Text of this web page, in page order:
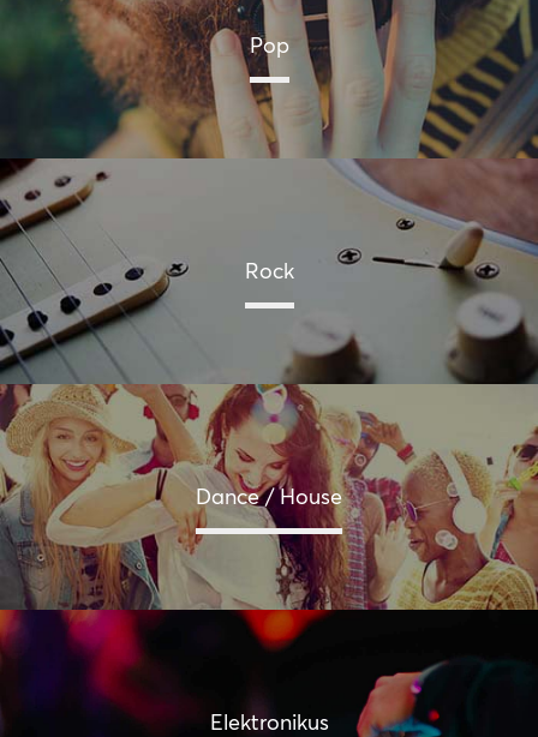
Pop
Rock
Dance / House
Elektronikus